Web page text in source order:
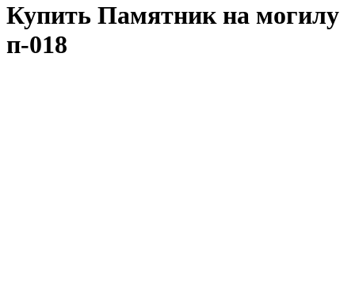
Купить Памятник на могилу
п-018